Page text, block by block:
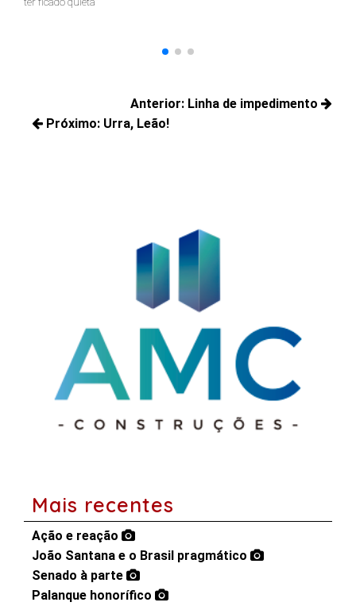
Navegação
de
Anterior: Linha de impedimento
Próximo: Urra, Leão!
Mais recentes
Ação e reação
João Santana e o Brasil pragmático
Senado à parte
Palanque honorífico